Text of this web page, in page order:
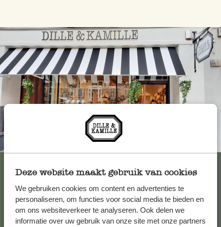
Deze website maakt gebruik van cookies
We gebruiken cookies om content en advertenties te
personaliseren, om functies voor social media te bieden en
om ons websiteverkeer te analyseren. Ook delen we
informatie over uw gebruik van onze site met onze partners
Toujours à proximité
Service clientèle